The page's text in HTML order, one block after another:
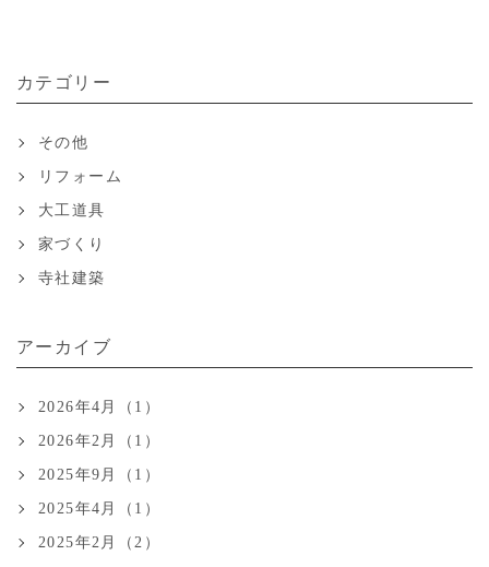
カテゴリー
その他
リフォーム
大工道具
家づくり
寺社建築
アーカイブ
2026年4月（1）
2026年2月（1）
2025年9月（1）
2025年4月（1）
2025年2月（2）